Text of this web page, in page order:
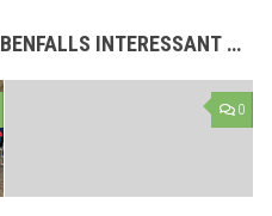
INTERESSANT …
0